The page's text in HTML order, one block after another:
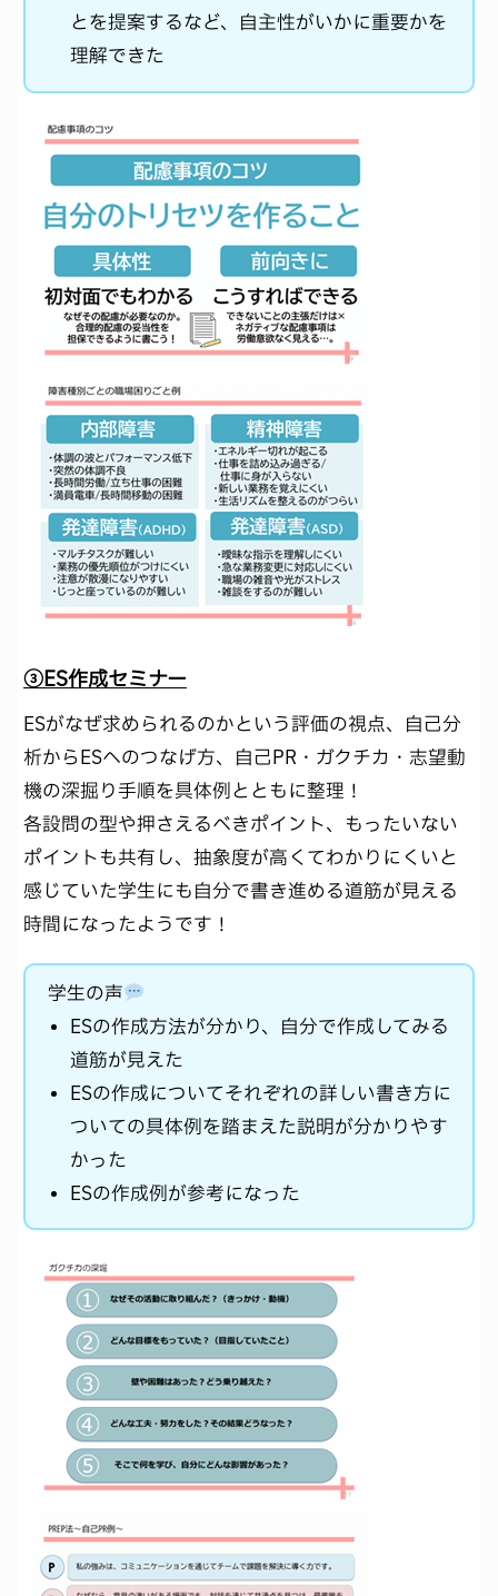
とを提案するなど、自主性がいかに重要かを
理解できた
③ES作成セミナー
ESがなぜ求められるのかという評価の視点、自己分
析からESへのつなげ方、自己PR・ガクチカ・志望動
機の深掘り手順を具体例とともに整理！
各設問の型や押さえるべきポイント、もったいない
ポイントも共有し、抽象度が高くてわかりにくいと
感じていた学生にも自分で書き進める道筋が見える
時間になったようです！
学生の声
ESの作成方法が分かり、自分で作成してみる
道筋が見えた
ESの作成についてそれぞれの詳しい書き方に
ついての具体例を踏まえた説明が分かりやす
かった
ESの作成例が参考になった